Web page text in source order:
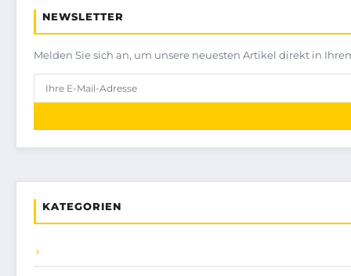
NEWSLETTER
Melden Sie sich an, um unsere neuesten Artikel direkt in
KATEGORIEN